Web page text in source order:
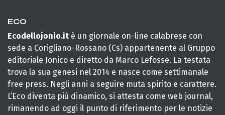
ECO
Ecodellojonio.it è un giornale on-line calabrese con
sede a Corigliano-Rossano (Cs) appartenente al Gruppo
editoriale Jonico e diretto da Marco Lefosse. La testata
trova la sua genesi nel 2014 e nasce come settimanale
free press. Negli anni a seguire muta spirito e carattere.
L’Eco diventa più dinamico, si attesta come web journal,
rimanendo ad oggi il punto di riferimento per le notizie